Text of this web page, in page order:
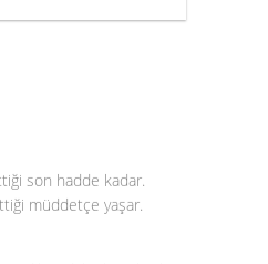
son hadde kadar.
müddetçe yaşar.